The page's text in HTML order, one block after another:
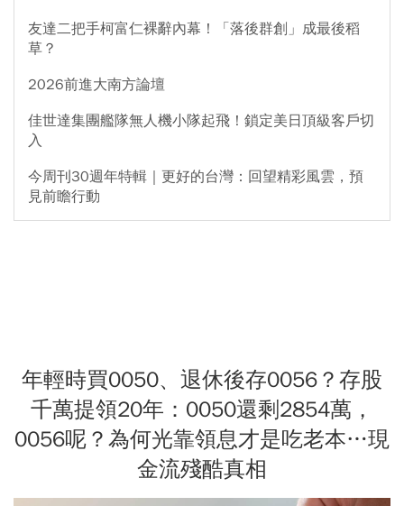
友達二把手柯富仁裸辭內幕！「落後群創」成最後稻
草？
2026前進大南方論壇
佳世達集團艦隊無人機小隊起飛！鎖定美日頂級客戶切
入
今周刊30週年特輯｜更好的台灣：回望精彩風雲，預
見前瞻行動
年輕時買0050、退休後存0056？存股
千萬提領20年：0050還剩2854萬，
0056呢？為何光靠領息才是吃老本…現
金流殘酷真相